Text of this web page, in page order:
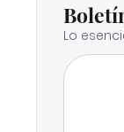
Lo